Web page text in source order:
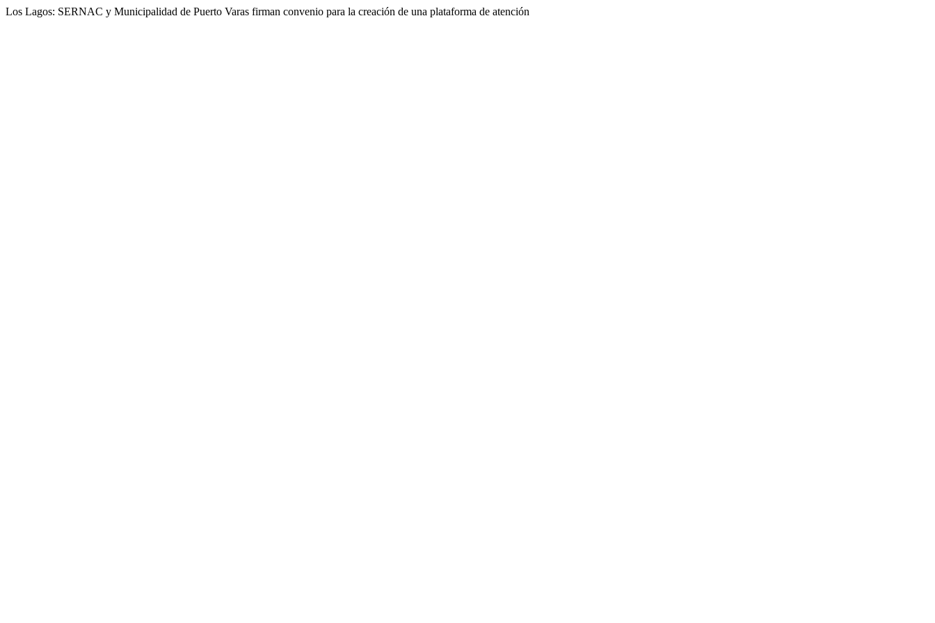
Los Lagos: SERNAC y Municipalidad de Puerto Varas firman convenio para la creación de una plataforma de atención